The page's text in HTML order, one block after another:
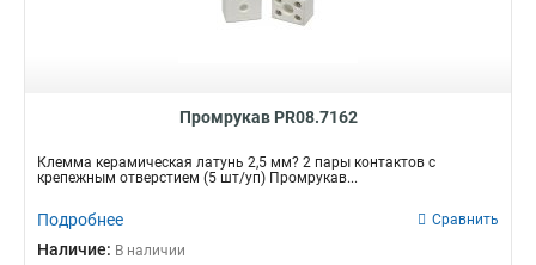
Промрукав PR08.7162
Клемма керамическая латунь 2,5 мм? 2 пары контактов с
крепежным отверстием (5 шт/уп) Промрукав...
Подробнее Сравнить
Наличие: В наличии